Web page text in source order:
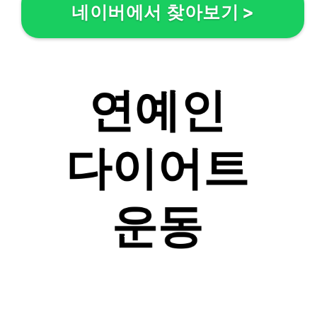
네이버에서 찾아보기 >